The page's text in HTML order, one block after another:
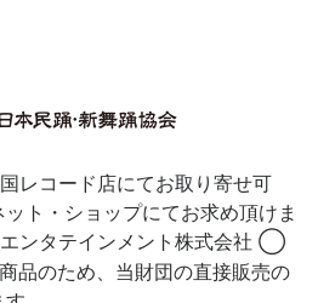
レコード店にてお取り寄せ可
ト・ショップにてお求め頂けま
ンタテインメント株式会社 ◯
品のため、当財団の直接販売の